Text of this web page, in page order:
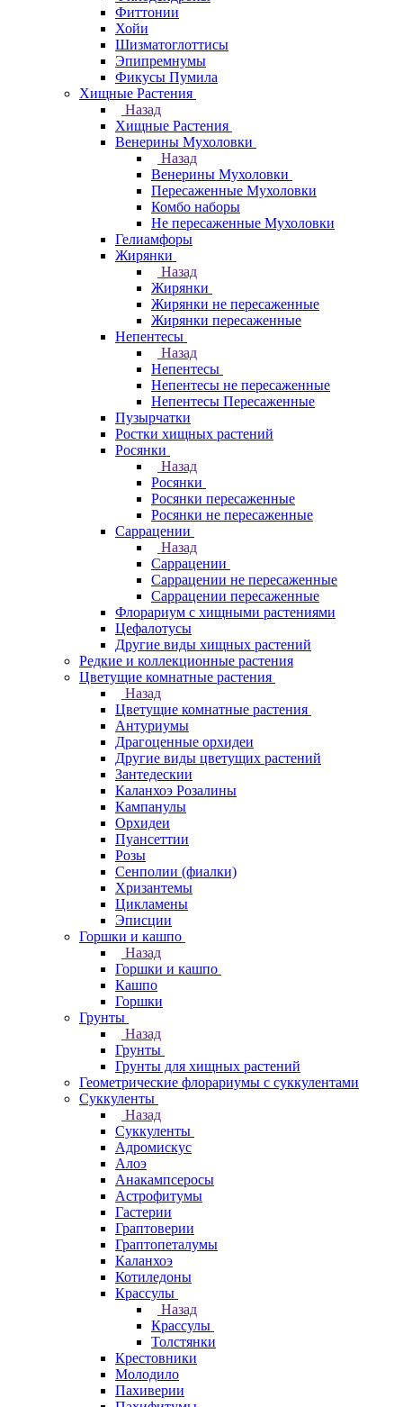
Фиттонии
Хойи
Шизматоглоттисы
Эпипремнумы
Фикусы Пумила
Хищные Растения
Назад
Хищные Растения
Венерины Мухоловки
Назад
Венерины Мухоловки
Пересаженные Мухоловки
Комбо наборы
Не пересаженные Мухоловки
Гелиамфоры
Жирянки
Назад
Жирянки
Жирянки не пересаженные
Жирянки пересаженные
Непентесы
Назад
Непентесы
Непентесы не пересаженные
Непентесы Пересаженные
Пузырчатки
Ростки хищных растений
Росянки
Назад
Росянки
Росянки пересаженные
Росянки не пересаженные
Саррацении
Назад
Саррацении
Саррацении не пересаженные
Саррацении пересаженные
Флорариум с хищными растениями
Цефалотусы
Другие виды хищных растений
Редкие и коллекционные растения
Цветущие комнатные растения
Назад
Цветущие комнатные растения
Антуриумы
Драгоценные орхидеи
Другие виды цветущих растений
Зантедескии
Каланхоэ Розалины
Кампанулы
Орхидеи
Пуансеттии
Розы
Сенполии (фиалки)
Хризантемы
Цикламены
Эписции
Горшки и кашпо
Назад
Горшки и кашпо
Кашпо
Горшки
Грунты
Назад
Грунты
Грунты для хищных растений
Геометрические флорариумы с суккулентами
Суккуленты
Назад
Суккуленты
Адромискус
Алоэ
Анакампсеросы
Астрофитумы
Гастерии
Граптоверии
Граптопеталумы
Каланхоэ
Котиледоны
Крассулы
Назад
Крассулы
Толстянки
Крестовники
Молодило
Пахиверии